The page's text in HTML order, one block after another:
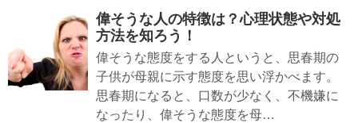
偉そうな人の特徴は？心理状態や対処
方法を知ろう！
偉そうな態度をする人というと、思春期の
子供が母親に示す態度を思い浮かべます。
思春期になると、口数が少なく、不機嫌に
なったり、偉そうな態度を母…